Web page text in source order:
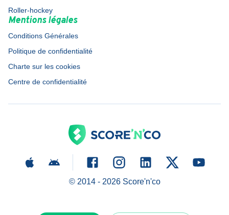
Roller-hockey
Mentions légales
Conditions Générales
Politique de confidentialité
Charte sur les cookies
Centre de confidentialité
© 2014 - 2026Score'n'co